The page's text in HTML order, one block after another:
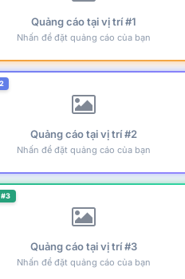
Quảng cáo tại vị trí #1
Nhấn để đặt quảng cáo của bạn
Quảng cáo tại vị trí #2
Nhấn để đặt quảng cáo của bạn
Quảng cáo tại vị trí #3
Nhấn để đặt quảng cáo của bạn